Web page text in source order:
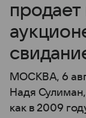
продает
МОСКВА, 6
Надя
как в 2009